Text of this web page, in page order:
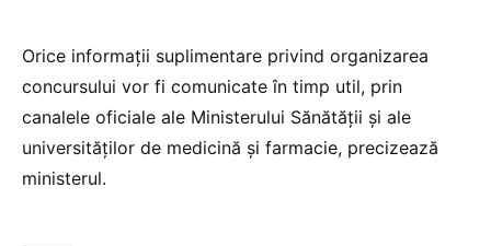
Orice informații suplimentare privind organizarea
concursului vor fi comunicate în timp util, prin
canalele oficiale ale Ministerului Sănătății și ale
universităților de medicină și farmacie, precizează
ministerul.